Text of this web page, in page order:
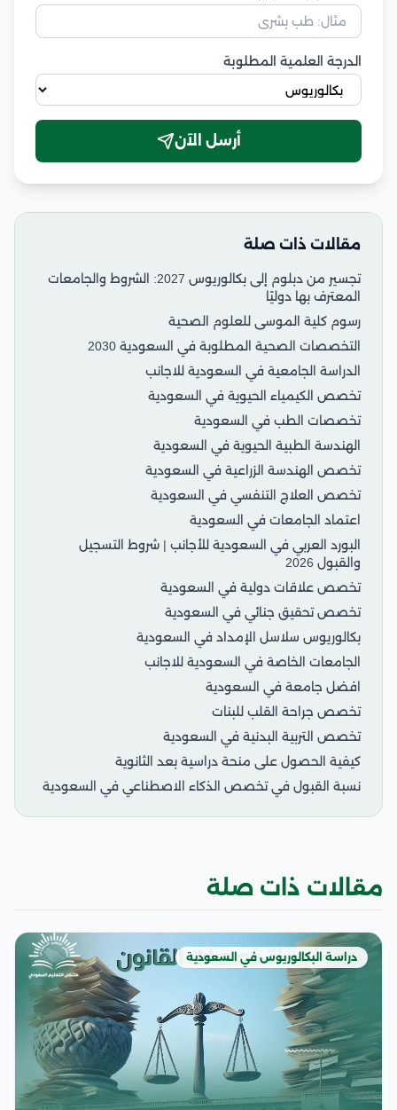
الدرجة العلمية المطلوبة
أرسل الآن
مقالات ذات صلة
تجسير من دبلوم إلى بكالوريوس 2027: الشروط والجامعات
المعترف بها دوليًا
رسوم كلية الموسى للعلوم الصحية
التخصصات الصحية المطلوبة في السعودية 2030
الدراسة الجامعية في السعودية للاجانب
تخصص الكيمياء الحيوية في السعودية
تخصصات الطب في السعودية
الهندسة الطبية الحيوية في السعودية
تخصص الهندسة الزراعية في السعودية
تخصص العلاج التنفسي في السعودية
اعتماد الجامعات في السعودية
البورد العربي في السعودية للأجانب | شروط التسجيل
والقبول 2026
تخصص علاقات دولية في السعودية
تخصص تحقيق جنائي في السعودية
بكالوريوس سلاسل الإمداد في السعودية
الجامعات الخاصة في السعودية للاجانب
افضل جامعة في السعودية
تخصص جراحة القلب للبنات
تخصص التربية البدنية في السعودية
كيفية الحصول على منحة دراسية بعد الثانوية
نسبة القبول في تخصص الذكاء الاصطناعي في السعودية
مقالات ذات صلة
دراسة البكالوريوس في السعودية